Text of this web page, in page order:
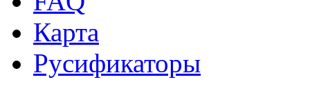
Карта
Русификаторы